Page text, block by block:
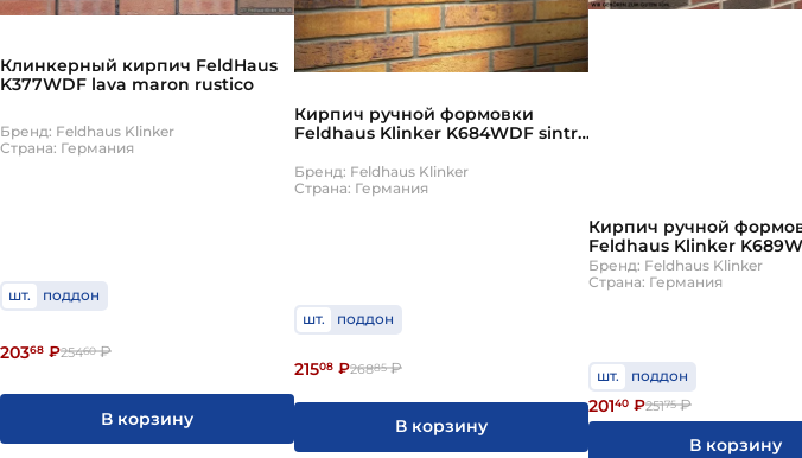
Прочность. От этого показателя зависит предельная нагрузка,
планируется устанавливать в проемы, марка прочности должна быть
Морозоустойчивость. Показатель измеряется в количестве циклов
материал, сохраняя при этом первоначальные технические
должен быть равен F50 или более.
Размер и внешний вид. Длина, ширина, глубина и дизайн кирпича
Клинкерный кирпич FeldHaus
K377WDF lava maron rustico
Бренд: Feldhaus Klinker
Страна: Германия
шт. поддон
20368 ₽25460₽
В корзину
Кирпич ручной формовки
Feldhaus Klinker K684WDF sintra
Бренд: Feldhaus Klinker
Страна: Германия
шт. поддон
21508 ₽26885₽
В корзину
Кирпич ручной
Feldhaus Klinker
ardor
Бренд: Feldhaus Klinker
Страна: Германия
шт. поддон
20140 ₽25175₽
В корзину